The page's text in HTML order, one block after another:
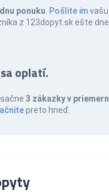
ponuku Pošlite imvašu
z 123dopyt.sk ešte
oplatí.
3 zákazky v
preto hneď.